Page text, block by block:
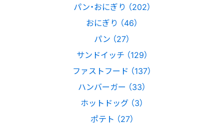
パン・おにぎり （202）
おにぎり （46）
パン （27）
サンドイッチ （129）
ファストフード （137）
ハンバーガー （33）
ホットドッグ （3）
ポテト （27）